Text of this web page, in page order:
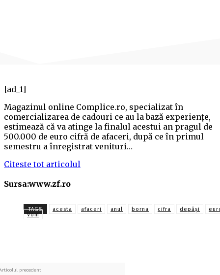
[ad_1]
Magazinul online Complice.ro, specializat în
comercializarea de cadouri ce au la bază experienţe,
estimează că va atinge la finalul acestui an pragul de
500.000 de euro cifră de afaceri, după ce în primul
semestru a înregistrat venituri…
Citeste tot articolul
Sursa:www.zf.ro
TAGS acesta afaceri anul borna cifra depăși
Vom
precedent